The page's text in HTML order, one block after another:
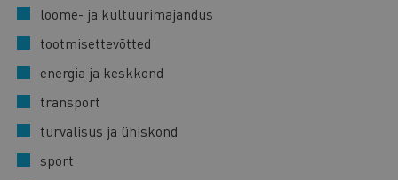
loome- ja kultuurimajandus
tootmisettevõtted
energia ja keskkond
transport
turvalisus ja ühiskond
sport